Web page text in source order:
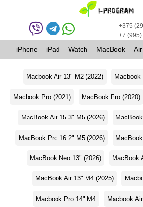
+375
+7 (995)
iPhone iPad Watch MacBook
Macbook Air 13" M2 (2022) Macbook
Macbook Pro (2021) MacBook Pro (2020)
MacBook Air 15.3" M5 (2026)
MacBook Pro 16.2" M5 (2026)
MacBook Neo 13" (2026) MacBook
MacBook Air 13" M4 (2025)
Macbook Pro 14" M4 Macbook